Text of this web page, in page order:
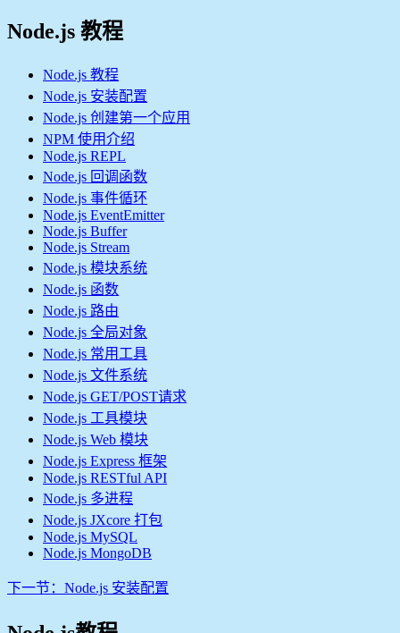
Node.js 教程
Node.js 教程
Node.js 安装配置
Node.js 创建第一个应用
NPM 使用介绍
Node.js REPL
Node.js 回调函数
Node.js 事件循环
Node.js EventEmitter
Node.js Buffer
Node.js Stream
Node.js 模块系统
Node.js 函数
Node.js 路由
Node.js 全局对象
Node.js 常用工具
Node.js 文件系统
Node.js GET/POST请求
Node.js 工具模块
Node.js Web 模块
Node.js Express 框架
Node.js RESTful API
Node.js 多进程
Node.js JXcore 打包
Node.js MySQL
Node.js MongoDB
下一节：Node.js 安装配置